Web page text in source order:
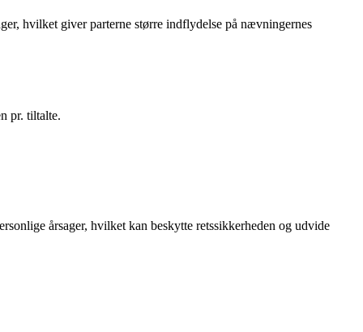
hvilket giver parterne større indflydelse på nævningernes
pr. tiltalte.
årsager, hvilket kan beskytte retssikkerheden og udvide